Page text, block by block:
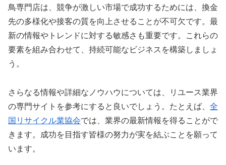
鳥専門店は、競争が激しい市場で成功するためには、換金
先の多様化や接客の質を向上させることが不可欠です。最
新の情報やトレンドに対する敏感さも重要です。これらの
要素を組み合わせて、持続可能なビジネスを構築しましょ
う。
さらなる情報や詳細なノウハウについては、リユース業界
の専門サイトを参考にすると良いでしょう。たとえば、 全
国リサイクル業協会では、業界の最新情報を得ることがで
きます。成功を目指す皆様の努力が実を結ぶことを願って
います。